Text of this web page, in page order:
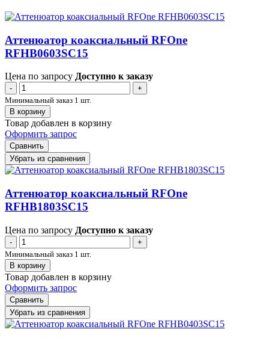
Аттенюатор коаксиальный RFOne
RFHB0603SC15
Цена по запросу Доступно к заказу
-
+
Минимальный заказ 1 шт.
В корзину
Товар добавлен в корзину
Оформить запрос
Сравнить
Убрать из сравнения
Аттенюатор коаксиальный RFOne
RFHB1803SC15
Цена по запросу Доступно к заказу
-
+
Минимальный заказ 1 шт.
В корзину
Товар добавлен в корзину
Оформить запрос
Сравнить
Убрать из сравнения